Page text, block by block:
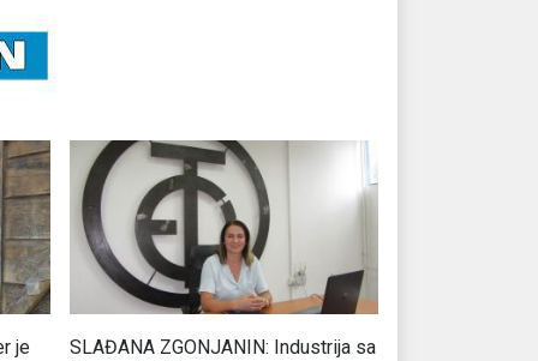
je
SLAĐANA ZGONJANIN: Industrija sa